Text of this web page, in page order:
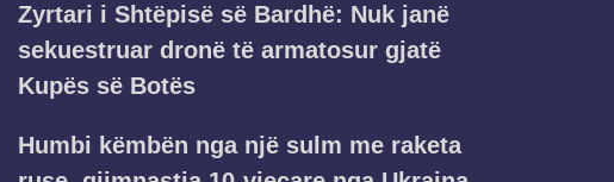
Zyrtari i Shtëpisë së Bardhë: Nuk janë
sekuestruar dronë të armatosur gjatë
Kupës së Botës
Humbi këmbën nga një sulm me raketa